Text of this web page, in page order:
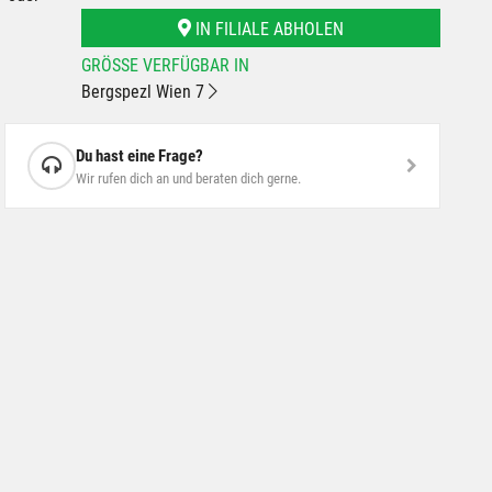
IN FILIALE ABHOLEN
GRÖSSE VERFÜGBAR IN
Bergspezl Wien 7
Du hast eine Frage?
Wir rufen dich an und beraten dich gerne.